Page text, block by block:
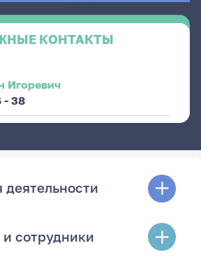
КОНТАКТЫ
Игоревич
- 38
сотрудники